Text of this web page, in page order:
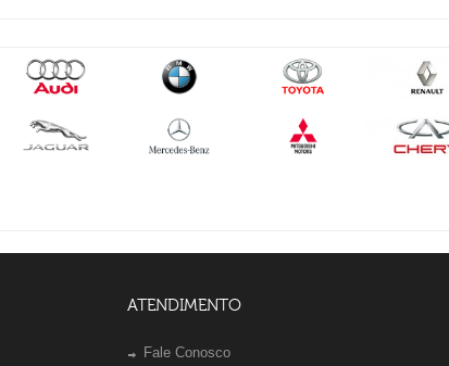
ATENDIMENTO
Fale Conosco